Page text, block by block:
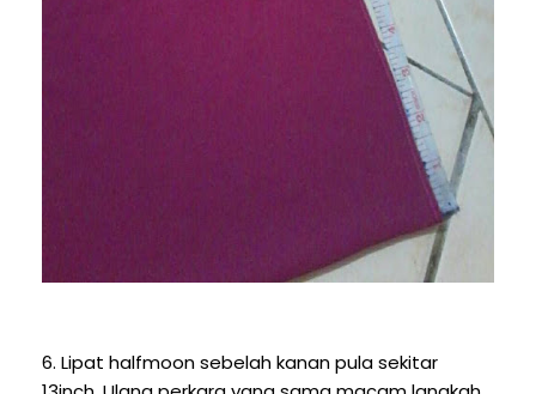
6. Lipat halfmoon sebelah kanan pula sekitar